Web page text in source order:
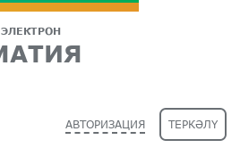
АВТОРИЗАЦИЯ ТЕРКӘЛҮ